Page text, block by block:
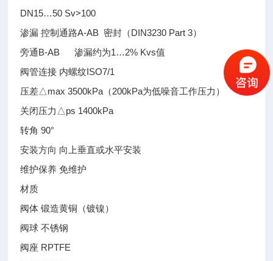
DN15…50 Sv>100
渗漏 控制通路A-AB 密封（DIN3230 Part 3）
旁通B-AB 渗漏约为1…2% Kvs值
阀管连接 内螺纹ISO7/1
压差△max 3500kPa（200kPa为低噪音工作压力）
关闭压力△ps 1400kPa
转角 90°
安装方向 向上垂直或水平安装
维护保养 免维护
材质
阀体 锻造黄铜（镀镍）
阀球 不锈钢
阀座 RPTFE